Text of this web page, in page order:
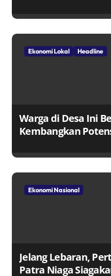
Melalui TPID
Ekonomi Lokal Headline
Warga di Desa Ini
Kembangkan
Ekonomi Nasional
Jelang Lebaran,
Patra Niaga